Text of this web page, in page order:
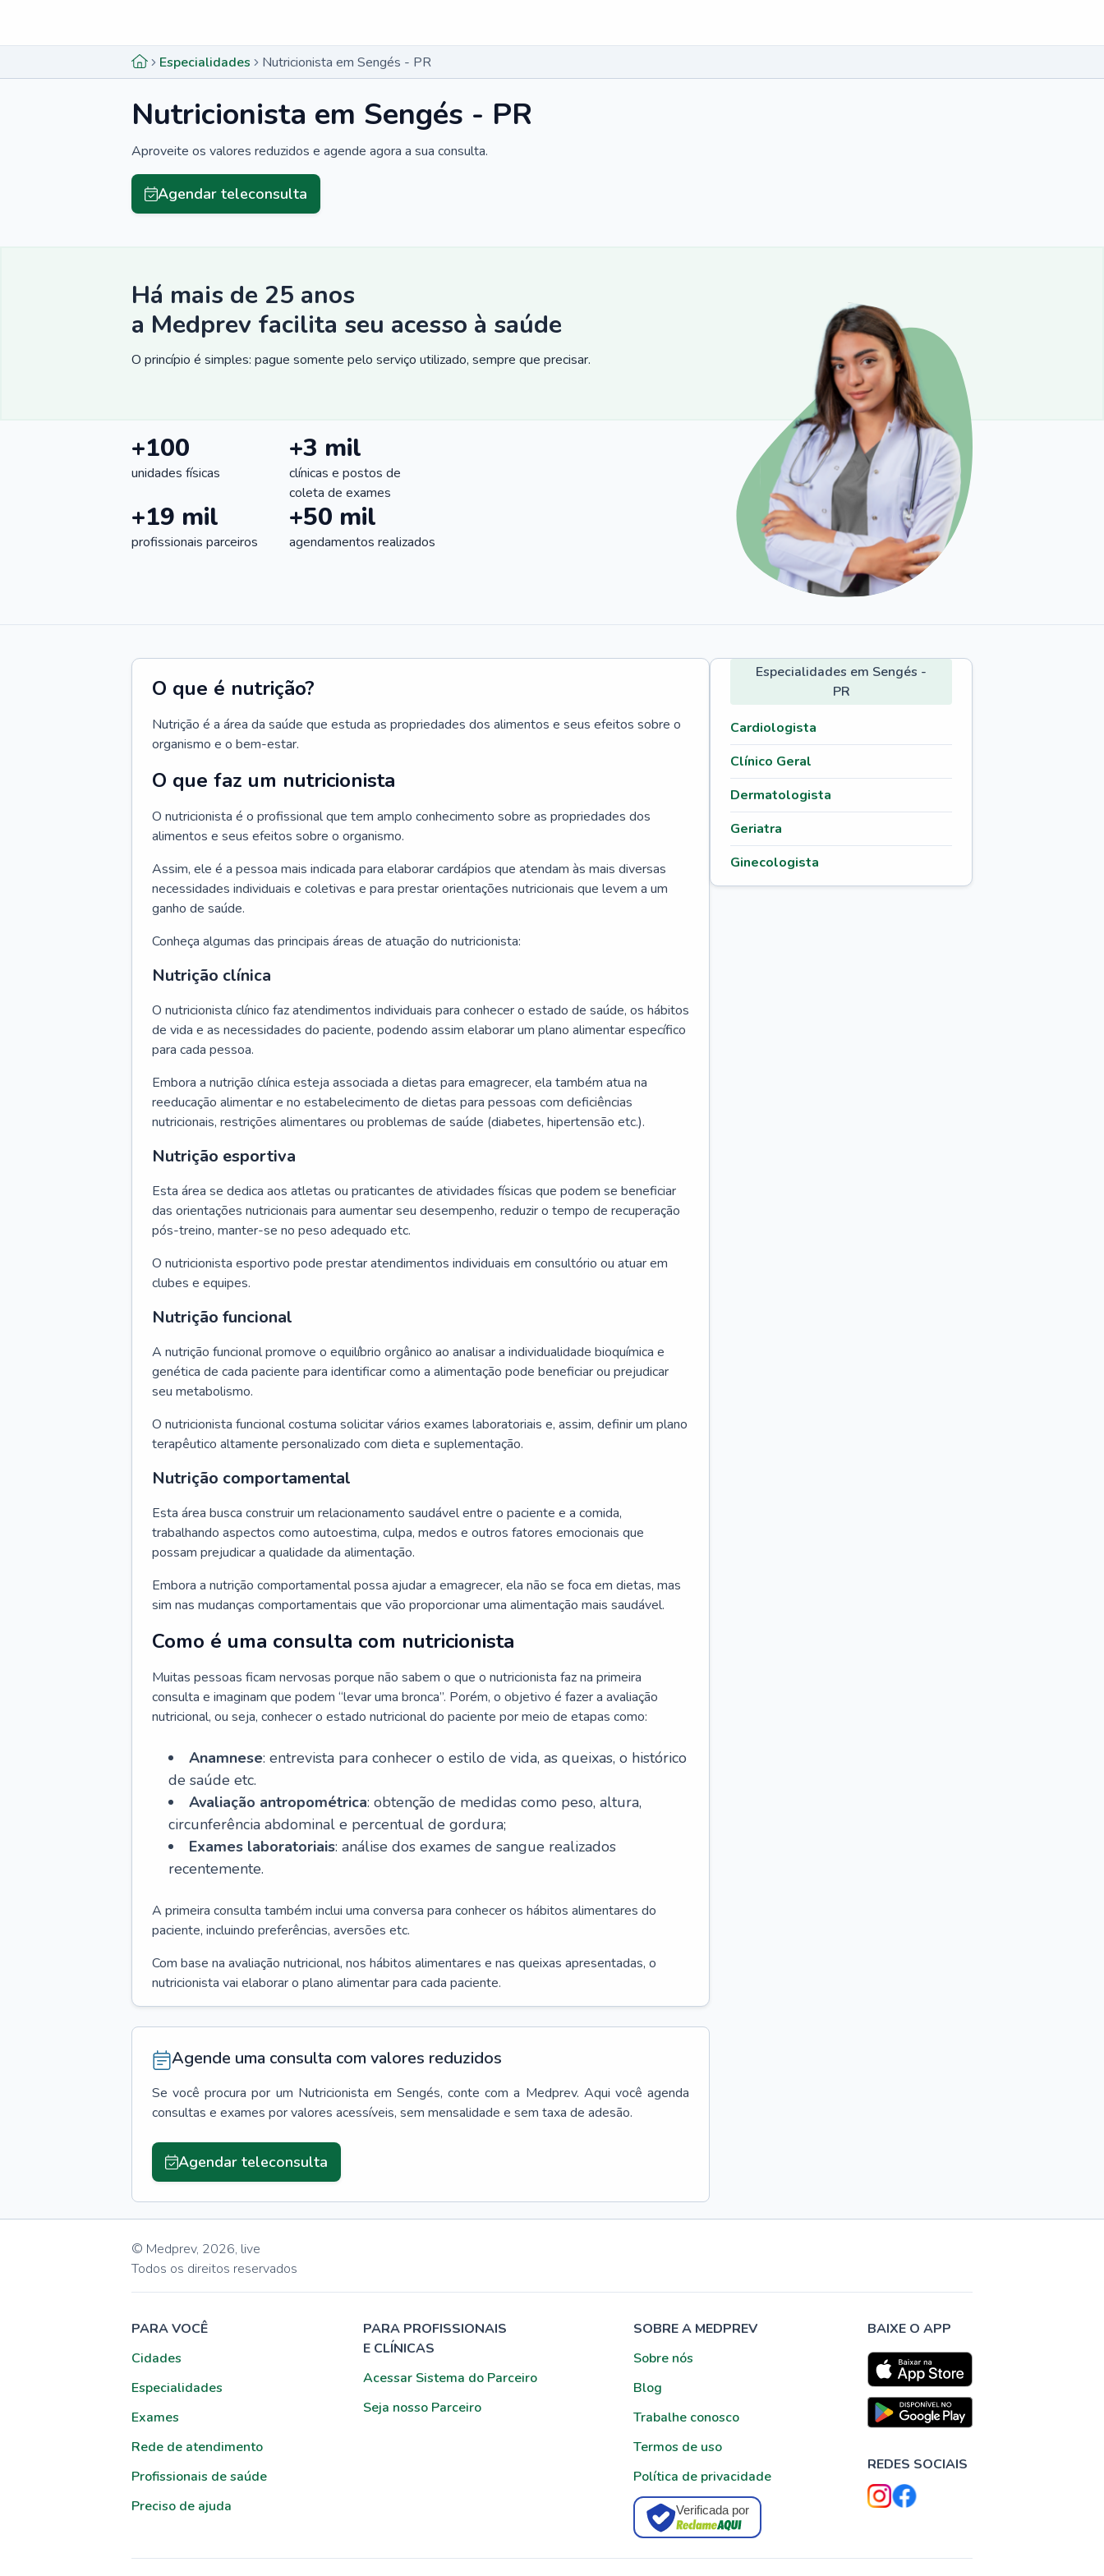
Especialidades Nutricionista em Sengés - PR
Nutricionista em Sengés - PR
Aproveite os valores reduzidos e agende agora a sua consulta.
Agendar teleconsulta
Há mais de 25 anos
a Medprev facilita seu acesso à saúde
O princípio é simples: pague somente pelo serviço utilizado, sempre que precisar.
+100
unidades físicas
+3 mil
clínicas e postos de
coleta de exames
+19 mil
profissionais parceiros
+50 mil
agendamentos realizados
O que é nutrição?
Nutrição é a área da saúde que estuda as propriedades dos alimentos e seus efeitos sobre o
organismo e o bem-estar.
O que faz um nutricionista
O nutricionista é o profissional que tem amplo conhecimento sobre as propriedades dos
alimentos e seus efeitos sobre o organismo.
Assim, ele é a pessoa mais indicada para elaborar cardápios que atendam às mais diversas
necessidades individuais e coletivas e para prestar orientações nutricionais que levem a um
ganho de saúde.
Conheça algumas das principais áreas de atuação do nutricionista:
Nutrição clínica
O nutricionista clínico faz atendimentos individuais para conhecer o estado de saúde, os hábitos
de vida e as necessidades do paciente, podendo assim elaborar um plano alimentar específico
para cada pessoa.
Embora a nutrição clínica esteja associada a dietas para emagrecer, ela também atua na
reeducação alimentar e no estabelecimento de dietas para pessoas com deficiências
nutricionais, restrições alimentares ou problemas de saúde (diabetes, hipertensão etc.).
Nutrição esportiva
Esta área se dedica aos atletas ou praticantes de atividades físicas que podem se beneficiar
das orientações nutricionais para aumentar seu desempenho, reduzir o tempo de recuperação
pós-treino, manter-se no peso adequado etc.
O nutricionista esportivo pode prestar atendimentos individuais em consultório ou atuar em
clubes e equipes.
Nutrição funcional
A nutrição funcional promove o equilíbrio orgânico ao analisar a individualidade bioquímica e
genética de cada paciente para identificar como a alimentação pode beneficiar ou prejudicar
seu metabolismo.
O nutricionista funcional costuma solicitar vários exames laboratoriais e, assim, definir um plano
terapêutico altamente personalizado com dieta e suplementação.
Nutrição comportamental
Esta área busca construir um relacionamento saudável entre o paciente e a comida,
trabalhando aspectos como autoestima, culpa, medos e outros fatores emocionais que
possam prejudicar a qualidade da alimentação.
Embora a nutrição comportamental possa ajudar a emagrecer, ela não se foca em dietas, mas
sim nas mudanças comportamentais que vão proporcionar uma alimentação mais saudável.
Como é uma consulta com nutricionista
Muitas pessoas ficam nervosas porque não sabem o que o nutricionista faz na primeira
consulta e imaginam que podem “levar uma bronca”. Porém, o objetivo é fazer a avaliação
nutricional, ou seja, conhecer o estado nutricional do paciente por meio de etapas como:
Anamnese: entrevista para conhecer o estilo de vida, as queixas, o histórico
de saúde etc.
Avaliação antropométrica: obtenção de medidas como peso, altura,
circunferência abdominal e percentual de gordura;
Exames laboratoriais: análise dos exames de sangue realizados
recentemente.
A primeira consulta também inclui uma conversa para conhecer os hábitos alimentares do
paciente, incluindo preferências, aversões etc.
Com base na avaliação nutricional, nos hábitos alimentares e nas queixas apresentadas, o
nutricionista vai elaborar o plano alimentar para cada paciente.
Agende uma consulta com valores reduzidos
Se você procura por um Nutricionista em Sengés, conte com a Medprev. Aqui você agenda
consultas e exames por valores acessíveis, sem mensalidade e sem taxa de adesão.
Agendar teleconsulta
Especialidades em Sengés -
PR
Cardiologista
Clínico Geral
Dermatologista
Geriatra
Ginecologista
© Medprev, 2026, live
Todos os direitos reservados
PARA VOCÊ
Cidades
Especialidades
Exames
Rede de atendimento
Profissionais de saúde
Preciso de ajuda
PARA PROFISSIONAIS
E CLÍNICAS
Acessar Sistema do Parceiro
Seja nosso Parceiro
SOBRE A MEDPREV
Sobre nós
Blog
Trabalhe conosco
Termos de uso
Política de privacidade
Verificada por
BAIXE O APP
REDES SOCIAIS